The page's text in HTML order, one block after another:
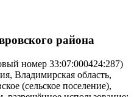
района
номер 33:07:000424:287)
Владимирская область,
(сельское поселение),